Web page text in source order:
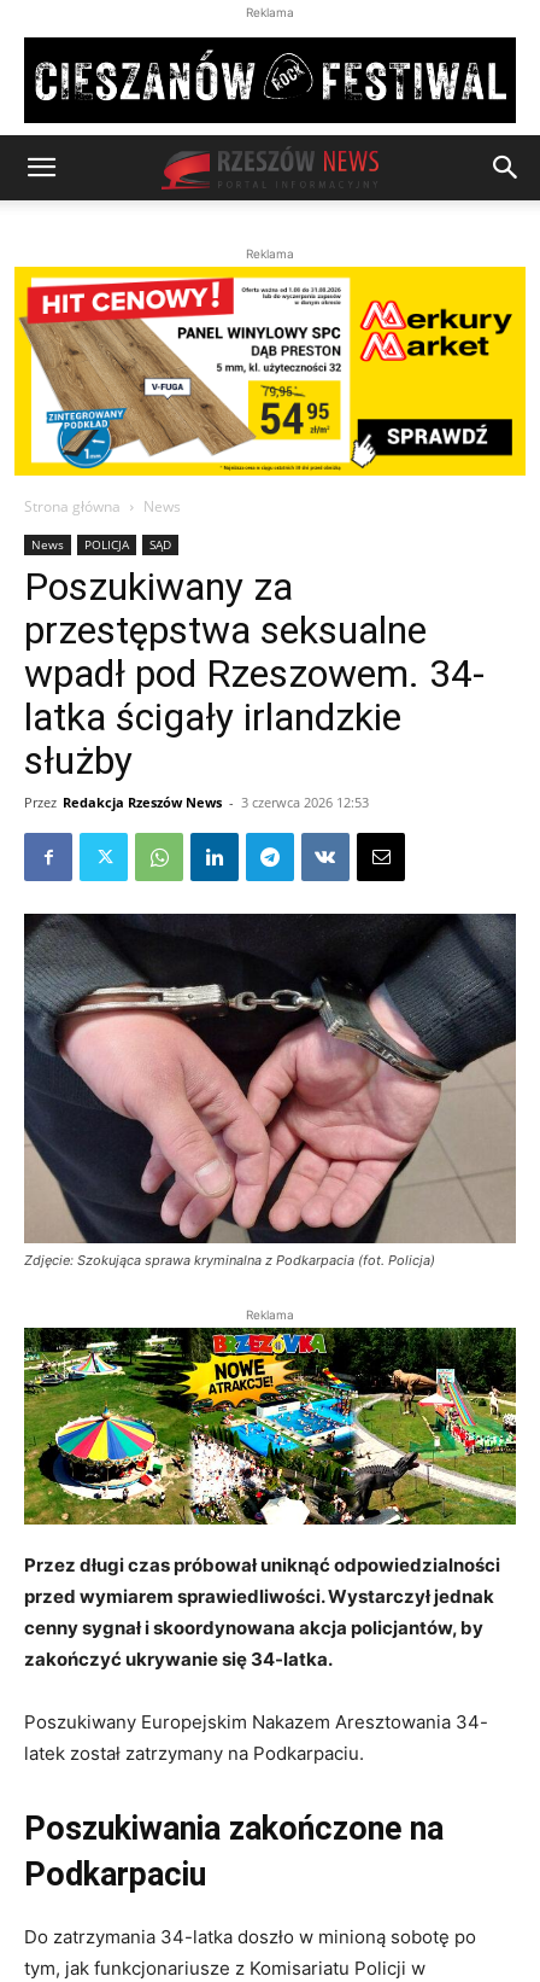
Reklama
Reklama
Strona główna News
News POLICJA SĄD
Poszukiwany za
przestępstwa seksualne
wpadł pod Rzeszowem. 34-
latka ścigały irlandzkie
służby
Przez Redakcja Rzeszów News - 3 czerwca 2026 12:53
Zdjęcie: Szokująca sprawa kryminalna z Podkarpacia (fot. Policja)
Reklama
Przez długi czas próbował uniknąć odpowiedzialności
przed wymiarem sprawiedliwości. Wystarczył jednak
cenny sygnał i skoordynowana akcja policjantów, by
zakończyć ukrywanie się 34-latka.
Poszukiwany Europejskim Nakazem Aresztowania 34-
latek został zatrzymany na Podkarpaciu.
Poszukiwania zakończone na
Podkarpaciu
Do zatrzymania 34-latka doszło w minioną sobotę po
tym, jak funkcjonariusze z Komisariatu Policji w